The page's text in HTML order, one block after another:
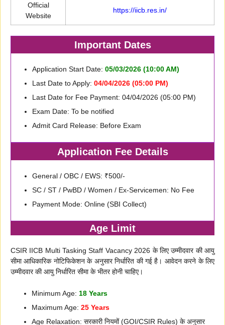
Official
Website
https://iicb.res.in/
Important Dates
Application Start Date: 05/03/2026 (10:00 AM)
Last Date to Apply: 04/04/2026 (05:00 PM)
Last Date for Fee Payment: 04/04/2026 (05:00 PM)
Exam Date: To be notified
Admit Card Release: Before Exam
Application Fee Details
General / OBC / EWS: ₹500/-
SC / ST / PwBD / Women / Ex-Servicemen: No Fee
Payment Mode: Online (SBI Collect)
Age Limit
CSIR IICB Multi Tasking Staff Vacancy 2026 के लिए उम्मीदवार की आयु
सीमा आधिकारिक नोटिफिकेशन के अनुसार निर्धारित की गई है। आवेदन करने के लिए
उम्मीदवार की आयु निर्धारित सीमा के भीतर होनी चाहिए।
Minimum Age: 18 Years
Maximum Age: 25 Years
Age Relaxation: सरकारी नियमों (GOI/CSIR Rules) के अनुसार